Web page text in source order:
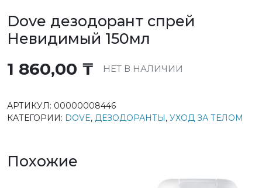
Dove дезодорант спрей
Невидимый 150мл
1 860,00 ₸ НЕТ В НАЛИЧИИ
АРТИКУЛ: 00000008446
КАТЕГОРИИ: DOVE, ДЕЗОДОРАНТЫ, УХОД ЗА ТЕЛОМ
Похожие